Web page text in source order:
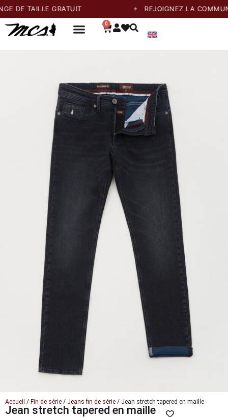
GRATUIT REJOIGNEZ LA COMMUNAUTÉ
0
Accueil / Fin de série / Jeans fin de série / Jean stretch tapered en maille
Jean stretch tapered en maille